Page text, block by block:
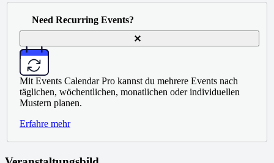
Need Recurring Events?
Mit Events Calendar Pro kannst du mehrere Events nach
täglichen, wöchentlichen, monatlichen oder individuellen
Mustern planen.
Erfahre mehrüber
Calendar
Pro